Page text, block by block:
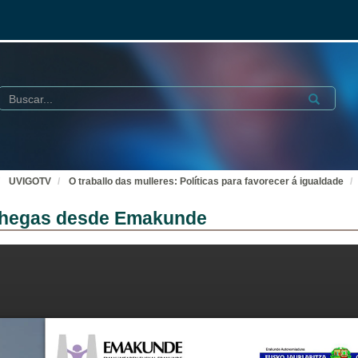
Submit
UVIGOTV O traballo das mulleres: Políticas para favorecer á igualdade
desde Emakunde